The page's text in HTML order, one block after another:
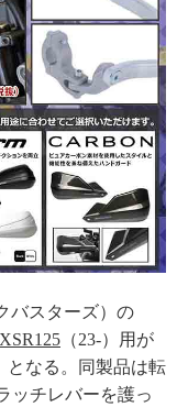
バスターズ）の
XSR125 （23-）用が
となる。同製品は転
ッチレバーを護っ